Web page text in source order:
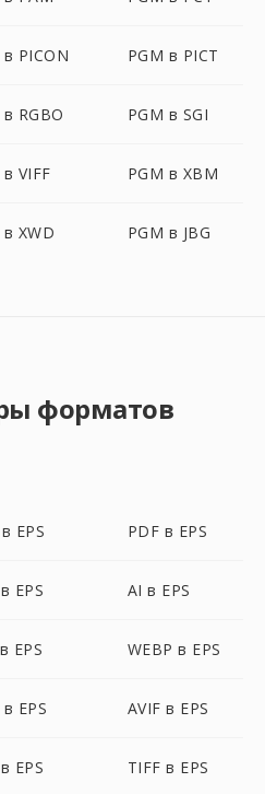
в PICON PGM в PICT
RGBO PGM в SGI
VIFF PGM в XBM
XWD PGM в JBG
форматов
EPS PDF в EPS
EPS AI в EPS
EPS WEBP в EPS
EPS AVIF в EPS
EPS TIFF в EPS